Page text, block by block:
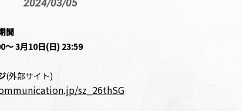
2024/03/05
間
～3月10日(日) 23:59
(外部サイト)
sz_26thSG